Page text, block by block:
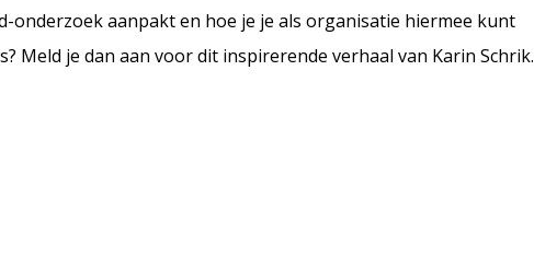
onderzoek aanpakt en hoe je je als organisatie hiermee kunt
Meld je dan aan voor dit inspirerende verhaal van Karin Schrik.